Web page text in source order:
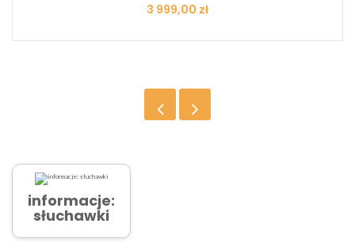
Cena
3 999,00 zł
informacje:
słuchawki